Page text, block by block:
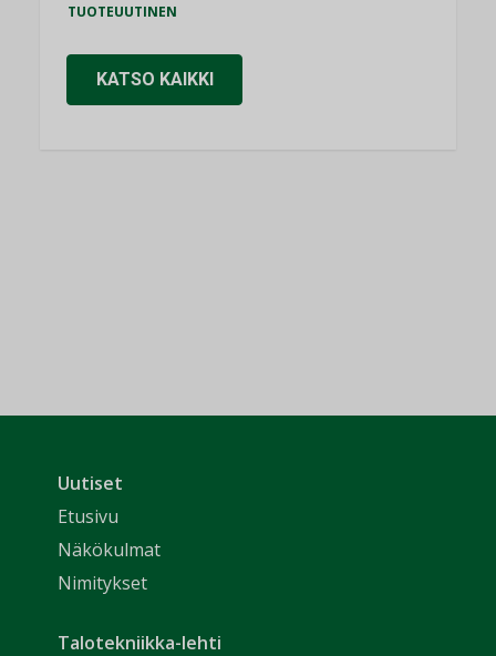
TUOTEUUTINEN
KATSO KAIKKI
Uutiset
Etusivu
Näkökulmat
Nimitykset
Talotekniikka-lehti